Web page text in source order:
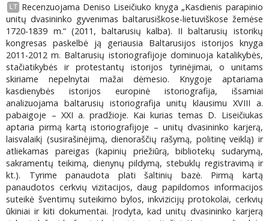
LT
Recenzuojama Deniso Liseičiuko knyga „Kasdienis parapinio
unitų dvasininko gyvenimas baltarusiškose-lietuviškose žemėse
1720-1839 m.“ (2011, baltarusių kalba). II baltarusių istorikų
kongresas paskelbė ją geriausia Baltarusijos istorijos knyga
2011-2012 m. Baltarusių istoriografijoje dominuoja katalikybės,
stačiatikybės ir protestantų istorijos tyrinėjimai, o unitams
skiriame nepelnytai mažai dėmesio. Knygoje aptariama
kasdienybės istorijos europinė istoriografija, išsamiai
analizuojama baltarusių istoriografija unitų klausimu XVIII a.
pabaigoje – XXI a. pradžioje. Kai kurias temas D. Liseičiukas
aptaria pirmą kartą istoriografijoje – unitų dvasininko karjerą,
laisvalaikį (susirašinėjimą, dienoraščių rašymą, politinę veiklą) ir
atliekamas pareigas (kapinių priežiūrą, bibliotekų sudarymą,
sakramentų teikimą, dienynų pildymą, stebuklų registravimą ir
kt.). Tyrime panaudota plati šaltinių bazė. Pirmą kartą
panaudotos cerkvių vizitacijos, daug papildomos informacijos
suteikė šventimų suteikimo bylos, inkvizicijų protokolai, cerkvių
ūkiniai ir kiti dokumentai. Įrodyta, kad unitų dvasininko karjerą